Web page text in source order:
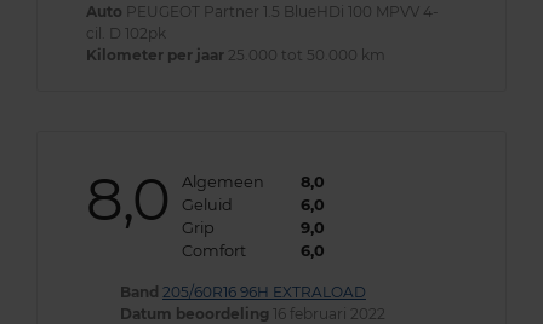
Auto PEUGEOT Partner 1.5 BlueHDi 100 MPVV 4-
cil. D 102pk
Kilometer per jaar 25.000 tot 50.000 km
8,0 Algemeen
8,0
Geluid
6,0
Grip
9,0
Comfort
6,0
Band 205/60R16 96H EXTRALOAD
Datum beoordeling 16 februari 2022